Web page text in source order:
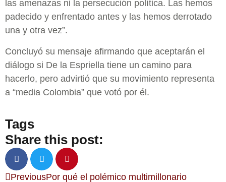
las amenazas ni la persecución política. Las hemos
padecido y enfrentado antes y las hemos derrotado
una y otra vez”.
Concluyó su mensaje afirmando que aceptarán el
diálogo si De la Espriella tiene un camino para
hacerlo, pero advirtió que su movimiento representa
a “media Colombia” que votó por él.
Tags
Share this post:
PreviousPor qué el polémico multimillonario